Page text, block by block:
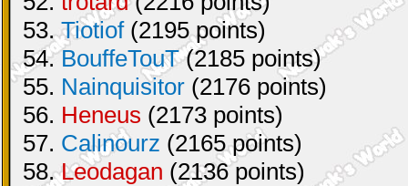
53.Tiotiof(2195 points)
54.BouffeTouT(2185 points)
55. Nainquisitor (2176 points)
56. Heneus (2173 points)
57. Calinourz (2165 points)
58.Leodagan (2136 points)